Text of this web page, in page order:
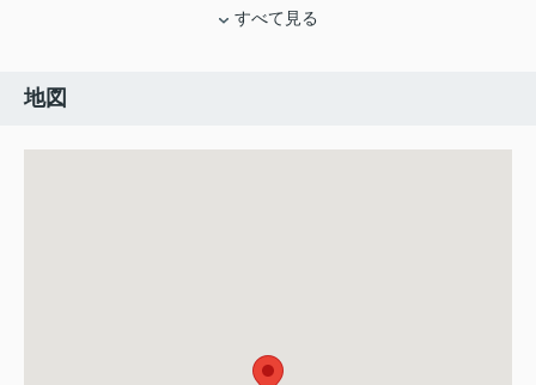
すべて見る
地図